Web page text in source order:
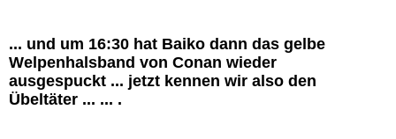
... und um 16:30 hat Baiko dann das gelbe
Welpenhalsband von Conan wieder
ausgespuckt ... jetzt kennen wir also den
Übeltäter ... ... .